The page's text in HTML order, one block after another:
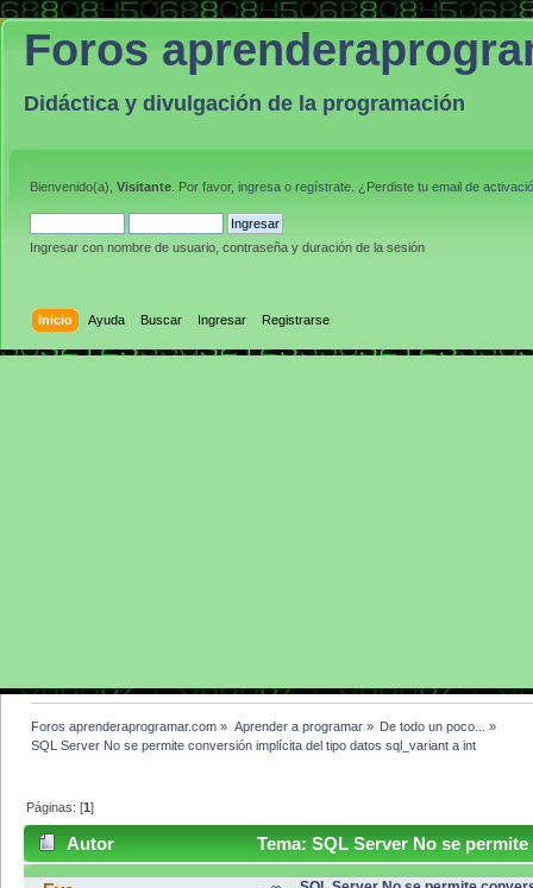
Foros
Didáctica y divulgación de la programación
Bienvenido(a), Visitante . Por favor, ingresa o regístrate . ¿Perdiste tu email de
Ingresar con nombre de usuario, contraseña y duración de la sesión
Inicio Ayuda Buscar Ingresar Registrarse
Foros aprenderaprogramar.com » Aprender a programar» De todo un poco...
»
SQL Server No se permite conversión implícita del tipo datos sql_variant a int
Páginas: [1]
Autor
Tema: SQL Server No se
int (Leído 12180 veces)